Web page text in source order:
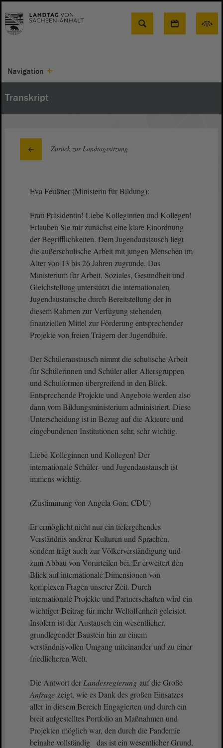
Suche
Navigation
Transkript
Zurück zur Landtagssitzung
Eva Feußner (Ministerin für Bildung):
Frau Präsidentin! Liebe Kolleginnen und Kollegen!
Erlauben Sie mir zunächst eine klare Einordnung
der Begrifflichkeiten. Dem Jugendaustausch liegt
die außerschulische Arbeit mit jungen Menschen im
Alter von 13 bis 26 Jahren zugrunde. Das
Ministerium für Arbeit, Soziales, Gesundheit und
Gleichstellung unterstützt die internationalen
Jugendaustausche durch Bereitstellung der in
diesem Rahmen zur Verfügung stehenden
finanziellen Mittel zur Förderung entsprechender
Projekte von freien Trägern der Jugendhilfe.
Der Schüleraustausch nimmt die schulische Arbeit
für Schülerinnen und Schüler aller Altersgruppen
und Schulformen übergreifend in den Blick.
Entsprechende Projekte und Angebote werden also
dann vom Bildungsministerium administriert. Diese
Unterscheidung ist in Bezug auf die Akteure und
eingebundenen Institutionen sehr, sehr wichtig.
Liebe Kolleginnen und Kollegen! Der
internationale Schüler- und Jugendaustausch ist
immens wichtig.
(Zustimmung von Angela Gorr, CDU)
Er ermöglicht nicht nur ein tiefergehendes
Verständnis anderer Kulturen und Sprachen,
sondern trägt auch zur Völkerverständigung und
zum Abbau von Vorurteilen bei. Er erweitert den
Blick auf internationale Dimensionen von
komplexen Fragen unserer Zeit. Durch
internationale Projekte und Partnerschaften wird ein
wichtiger Beitrag für mehr Weltoffenheit geleistet.
Insofern ist der Austausch ein wesentlicher,
grundlegender Baustein hin zu einem
verständnisvollen Umgang miteinander und zu einer
friedlicheren Welt.
Die Antwort der Landesregierung auf die Große
Anfrage zeigt, wie es Dank des großen Einsatzes
aller in diesem Bereich Engagierten und durch ein
breit aufgestelltes Portfolio an Maßnahmen und
Projekten möglich war, den durch die Pandemie
beinahe vollständig das ist ein wesentlicher Grund,